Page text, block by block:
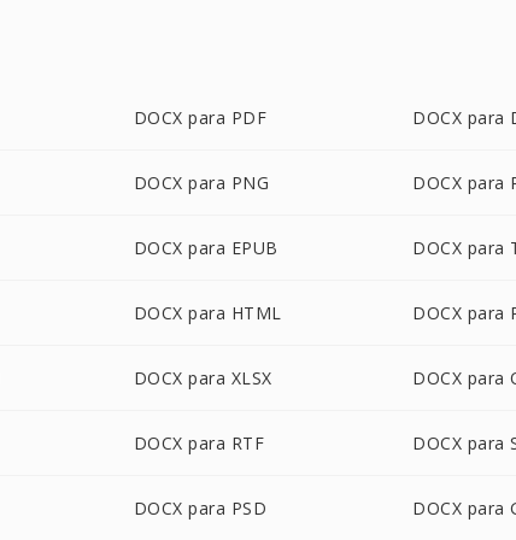
DOCX para PDF DOCX para
DOCX para PNG DOCX para
DOCX para EPUB DOCX para
DOCX para HTML DOCX para
DOCX para XLSX DOCX para
DOCX para RTF DOCX para
DOCX para PSD DOCX para